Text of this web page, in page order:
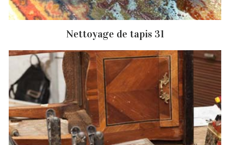
Nettoyage de tapis 31